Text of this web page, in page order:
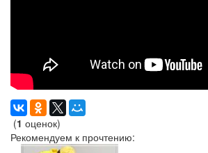
(1 оценок)
Рекомендуем к прочтению: